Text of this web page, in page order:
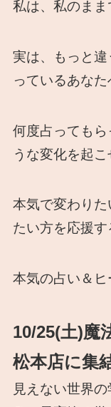
私は、私のま
実は、もっと
っているあなた
何度占っても
うな変化を起こ
本気で変わり
たい方を応援す
本気の占い＆ヒ
10/25(土)魔
松本店に集
見えない世界